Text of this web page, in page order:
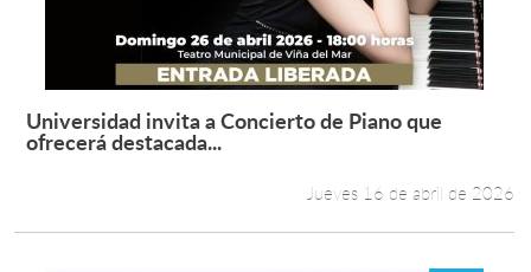
Leer más +
Universidad invita a Concierto de Piano que
ofrecerá destacada...
Jueves 16 de abril de 2026